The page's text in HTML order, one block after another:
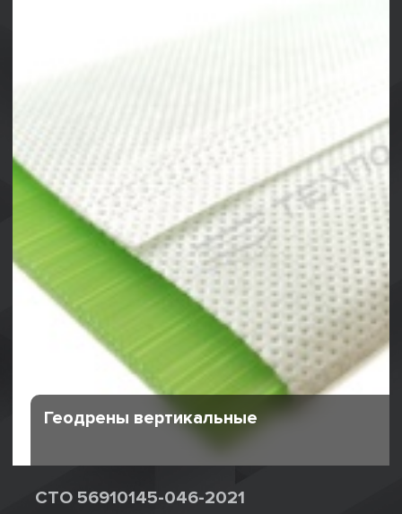
Геодрены вертикальные
СТО 56910145-046-2021